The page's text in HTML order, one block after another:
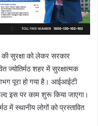
की सुरक्षा को लेकर सरकार
ज्योतिर्मठ शहर में सुरक्षात्मक
पूरा हो गया है। आईआईटी
इस पर काम शुरू किया जाएगा।
में स्थानीय लोगों को प्रस्तावित